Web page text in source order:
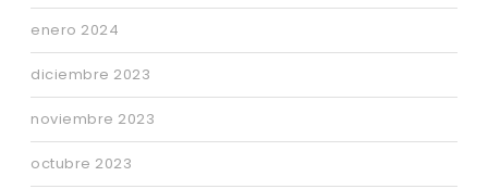
enero 2024
diciembre 2023
noviembre 2023
octubre 2023